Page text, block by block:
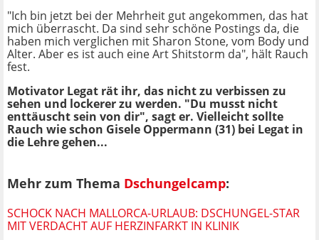
"Ich bin jetzt bei der Mehrheit gut angekommen, das hat
mich überrascht. Da sind sehr schöne Postings da, die
haben mich verglichen mit Sharon Stone, vom Body und
Alter. Aber es ist auch eine Art Shitstorm da", hält Rauch
fest.
Motivator Legat rät ihr, das nicht zu verbissen zu
sehen und lockerer zu werden. "Du musst nicht
enttäuscht sein von dir", sagt er. Vielleicht sollte
Rauch wie schon Gisele Oppermann (31) bei Legat in
die Lehre gehen...
Mehr zum Thema Dschungelcamp:
SCHOCK NACH MALLORCA-URLAUB: DSCHUNGEL-STAR
MIT VERDACHT AUF HERZINFARKT IN KLINIK